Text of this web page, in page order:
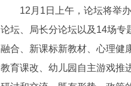
12月1日上午，论坛将举办
论坛、局长分论坛以及14场专
融合、新课标新教材、心理健
教育课改、幼儿园自主游戏推